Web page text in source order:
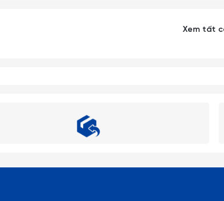
Xem tất